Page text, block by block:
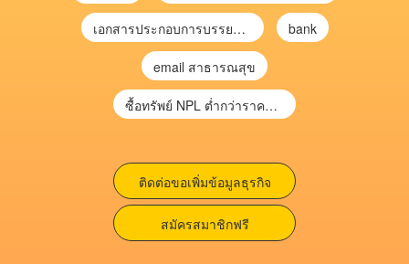
เอกสารประกอบการบรรยาย การประเมินความเสี่ยงเพื่อวางแผนการตรวจสอบ \ bank
email สาธารณสุข
ซื้อทรัพย์ NPL ต่ำกว่าราคาตลาด 30-70% แบบไม่ต้องไปประมูล”
ติดต่อขอเพิ่มข้อมูลธุรกิจ
สมัครสมาชิกฟรี